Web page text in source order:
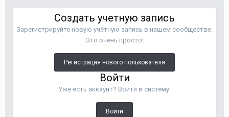
Создать учетную запись
Зарегистрируйте новую учётную запись в нашем сообществе.
Это очень просто!
Регистрация нового пользователя
Войти
Уже есть аккаунт? Войти в систему.
Войти